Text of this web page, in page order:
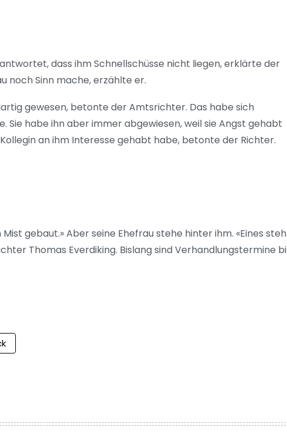
dass ihm Schnellschüsse nicht liegen, erklärte der
noch Sinn mache, erzählte er.
gewesen, betonte der Amtsrichter. Das habe sich
habe ihn aber immer abgewiesen, weil sie Angst gehabt
an ihm Interesse gehabt habe, betonte der Richter.
gebaut.» Aber seine Ehefrau stehe hinter ihm. «Eines
Thomas Everdiking. Bislang sind Verhandlungstermine